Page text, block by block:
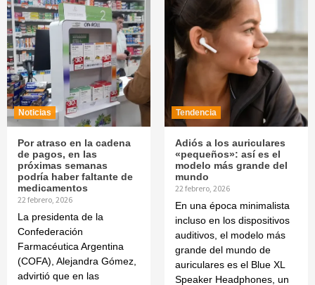
Noticias
Por atraso en la cadena
de pagos, en las
próximas semanas
podría haber faltante de
medicamentos
22 febrero, 2026
La presidenta de la
Confederación
Farmacéutica Argentina
(COFA), Alejandra Gómez,
advirtió que en las
Tendencia
Adiós a los auriculares
«pequeños»: así es el
modelo más grande del
mundo
22 febrero, 2026
En una época minimalista
incluso en los dispositivos
auditivos, el modelo más
grande del mundo de
auriculares es el Blue XL
Speaker Headphones, un